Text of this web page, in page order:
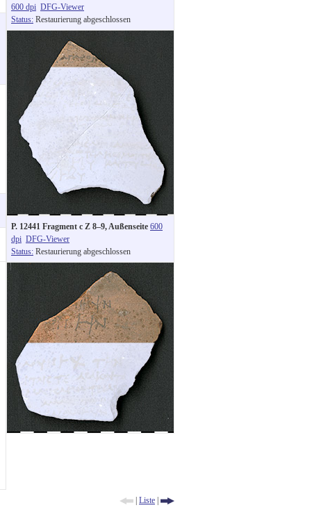
600 dpi DFG-Viewer
Status: Restaurierung abgeschlossen
P. 12441 Fragment c Z 8–9, Außenseite 600
dpi DFG-Viewer
Status: Restaurierung abgeschlossen
| Liste |